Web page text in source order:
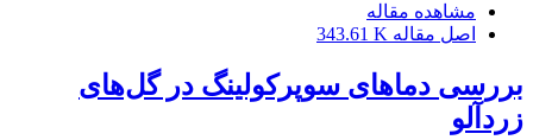
مشاهده مقاله
اصل مقاله 343.61 K
بررسی دماهای سوپرکولینگ در گل‌های
زردآلو